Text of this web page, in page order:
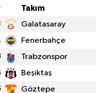
Takım
Galatasaray
Fenerbahçe
Trabzonspor
Beşiktaş
Göztepe